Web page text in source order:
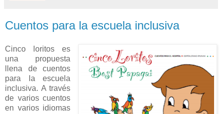
Cuentos para la escuela inclusiva
Cinco loritos es
una propuesta
llena de cuentos
para la escuela
inclusiva. A través
de varios cuentos
en varios idiomas